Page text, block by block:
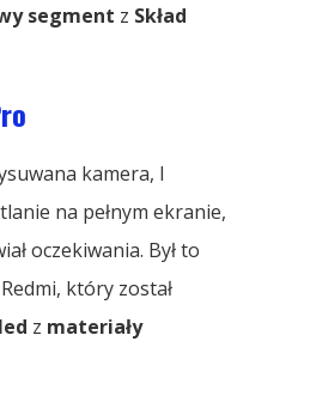
segment z Skład
kamera, I
na pełnym ekranie,
oczekiwania. Był to
który został
z materiały